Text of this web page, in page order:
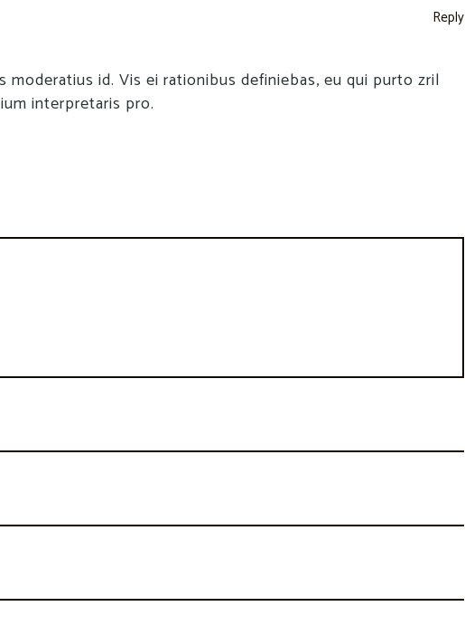
Reply
moderatius id. Vis ei rationibus definiebas, eu qui purto zril
interpretaris pro.